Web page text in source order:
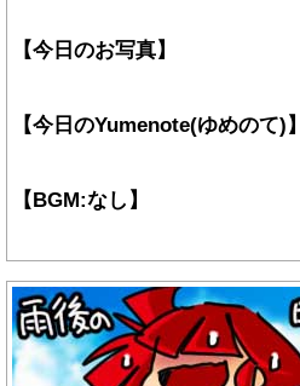
【今日のお写真】
【今日のYumenote(ゆめのて)】
【BGM:なし】